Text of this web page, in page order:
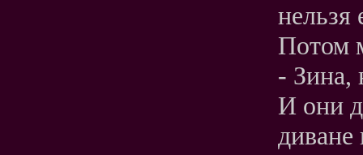
нельзя
Потом
- Зина,
И они